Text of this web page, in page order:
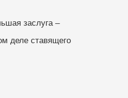
заслуга –
деле ставящего